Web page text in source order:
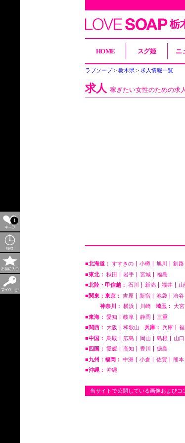
1
栃
HOME スグ姫 ニ
ラブソープ 栃木県 求人情報一覧
求人 稼ぎたい女性のための求
■北海道： すすきの 小樽 旭川 釧路
■東北： 秋田 岩手 宮城
福島
■北陸・甲信越： 石川 新潟 福井
山
■関東：東京： 吉原 新宿 池袋 渋谷
神奈川： 横浜 川崎 埼玉： 大宮
■東海： 愛知 岐阜 静岡
三重
■関西： 大阪 和歌山 兵庫： 兵庫
■中国：
鳥取 広島 岡山 島根
山口
■四国： 愛媛 高知 香川
徳島
■九州：福岡： 中洲 小倉 佐賀 熊本
■沖縄： 沖縄
当サイトで公開している画像およびコ